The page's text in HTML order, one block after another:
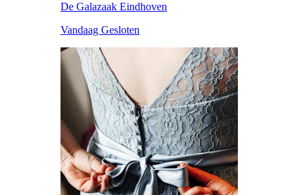
De Galazaak Eindhoven
Vandaag Gesloten